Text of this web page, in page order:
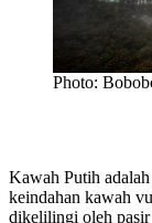
Photo:
Kawah Putih
keindahan kawah
dikelilingi oleh